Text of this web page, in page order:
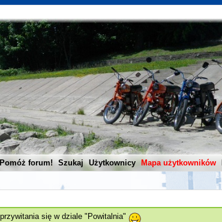
Pomóż forum! Szukaj Użytkownicy Mapa użytkowników
się w dziale "Powitalnia"